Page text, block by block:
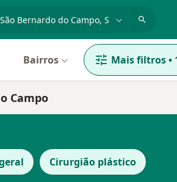
Bairros Mais filtros•
Campo
Cirurgião plástico